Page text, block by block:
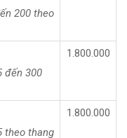
200 theo
đến 300
1.800.000
theo thang
1.800.000